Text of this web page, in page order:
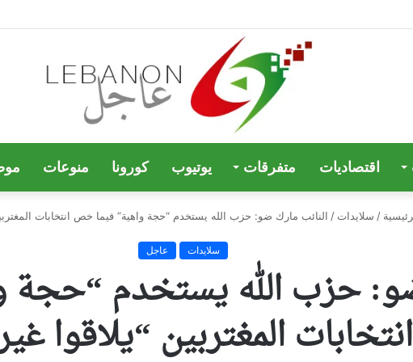
اقتصاديات متفرقات يوتيوب كورونا منوعات
/ سلايدات / النائب مارك ضو: حزب الله يستخدم “حجة واهية” فيما خص انتخابات
سلايدات عاجل
حزب الله يستخدم
انتخابات المغتربين “يلاقوا